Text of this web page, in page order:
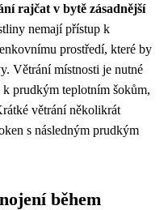
rajčat v bytě zásadnější
nemají přístup k
prostředí, které by
Větrání místnosti je nutné
k prudkým teplotním šokům,
větrání několikrát
s následným prudkým
během